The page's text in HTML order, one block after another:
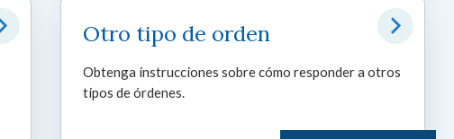
Otro tipo de orden
Obtenga instrucciones sobre cómo responder a otros
tipos de órdenes.